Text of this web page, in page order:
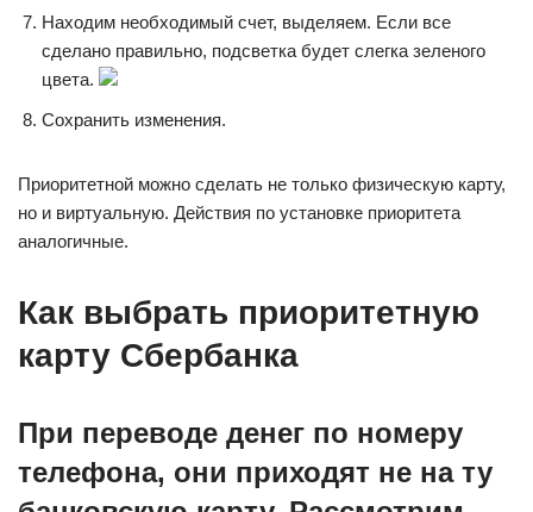
Находим необходимый счет, выделяем. Если все
сделано правильно, подсветка будет слегка зеленого
цвета.
Сохранить изменения.
Приоритетной можно сделать не только физическую карту,
но и виртуальную. Действия по установке приоритета
аналогичные.
Как выбрать приоритетную
карту Сбербанка
При переводе денег по номеру
телефона, они приходят не на ту